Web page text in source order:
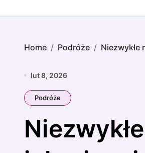
Home Podróże Niezwykłe
lut 8, 2026
Podróże